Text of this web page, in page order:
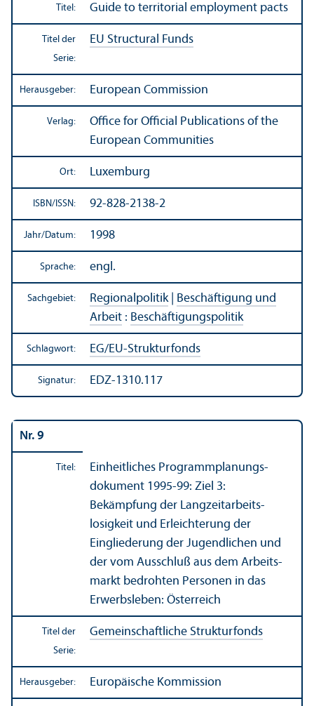
Titel: Guide to territorial employment pacts
Titel der
Serie:
EU Structural Funds
Herausgeber: European Commission
Verlag:
Office for Official Publications of the
European Communities
Ort: Luxemburg
ISBN/ ISSN: 92-828-2138-2
Jahr/Datum: 1998
Sprache: engl.
Sachgebiet: Regionalpolitik| Beschäftigung und
Arbeit : Beschäftigungs­politik
Schlagwort: EG/EU-Strukturfonds
Signatur: EDZ-1310.117
Nr. 9
Titel:
Einheitliches Programmplanungs­
dokument 1995-99: Ziel 3:
Bekämpfung der Langzeitarbeits­
losigkeit und Erleichterung der
Eingliederung der Jugendlichen und
der vom Ausschluß aus dem Arbeits­
markt bedrohten Personen in das
Erwerbsleben: Österreich
Titel der
Serie:
Gemeinschaft­liche Strukturfonds
Herausgeber: Europäische Kommission